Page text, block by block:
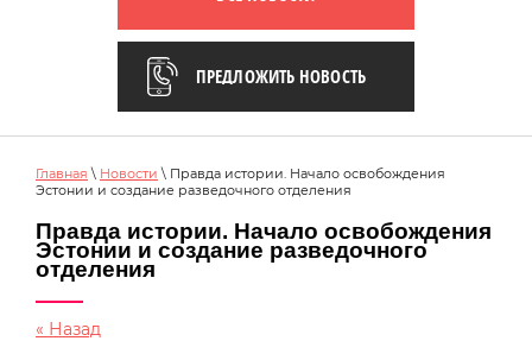
ПРЕДЛОЖИТЬ НОВОСТЬ
Главная \ Новости \ Правда истории. Начало освобождения
Эстонии и создание разведочного отделения
Правда истории. Начало освобождения
Эстонии и создание разведочного
отделения
« Назад